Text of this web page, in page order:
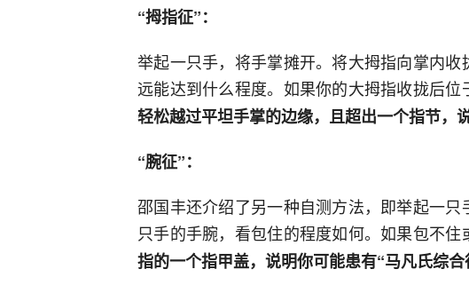
“拇指征”：
举起一只手，将手掌摊开。将大拇指向掌内
远能达到什么程度。如果你的大拇指收拢后位
轻松越过平坦手掌的边缘，且超出一个指节，
“腕征”：
邵国丰还介绍了另一种自测方法，即举起一
只手的手腕，看包住的程度如何。如果包不住
指的一个指甲盖，说明你可能患有“马凡氏综合